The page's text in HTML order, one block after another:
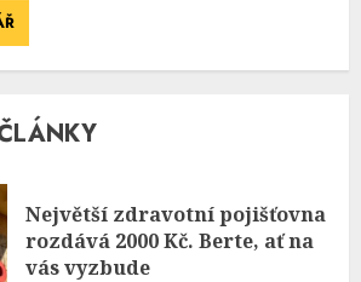
Největší zdravotní pojišťovna
rozdává 2000 Kč. Berte, ať na
vás vyzbude